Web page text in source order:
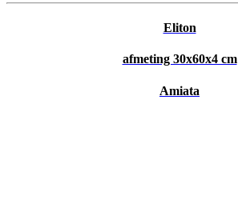
Eliton
afmeting 30x60x4 cm
Amiata